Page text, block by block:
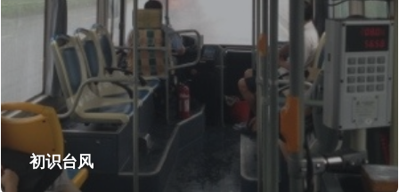
初识台风